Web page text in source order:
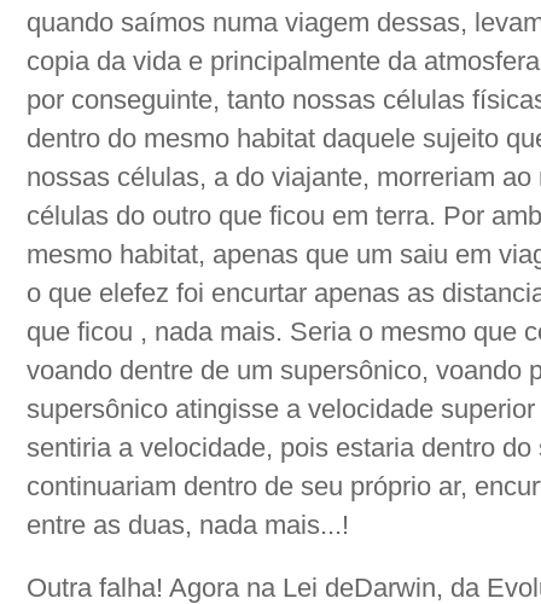
quando saímos numa viagem dessas,
copia da vida e principalmente da
por conseguinte, tanto nossas células
dentro do mesmo habitat daquele sujeito
nossas células, a do viajante, morreriam
células do outro que ficou em terra. Por
mesmo habitat, apenas que um saiu em
o que elefez foi encurtar apenas as
que ficou , nada mais. Seria o mesmo que
voando dentre de um supersônico, voando
supersônico atingisse a velocidade
sentiria a velocidade, pois estaria dentro
continuariam dentro de seu próprio ar,
entre as duas, nada mais...!
Outra falha! Agora na Lei deDarwin, da